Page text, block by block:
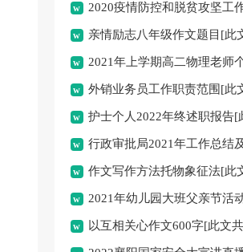
文共2020字]
2020疫情防控和脱贫攻坚工
篇[此文共3339字]
亲情励志八年级作文题目[此
2021年上学期高二物理老师
[此文共719字]
外销业务员工作职责范围[此
护士个人2022年终述职报告[
字] 行政审批局2021年工作总结
计划[此文共2272字]
作文写作方法托物象征法[此
2021年幼儿园大班父亲节活
共2958字]
以互相关心作文600字[此文